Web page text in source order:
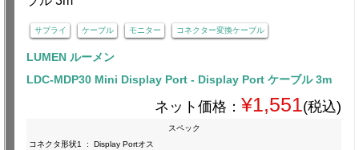
サプライ ケーブル モニター コネクター変換ケーブル
LUMEN ルーメン
LDC-MDP30 Mini Display Port - Display Port ケーブル 3m
ネット価格： ¥1,551(税込)
スペック
コネクタ形状1
:
Display Portオス